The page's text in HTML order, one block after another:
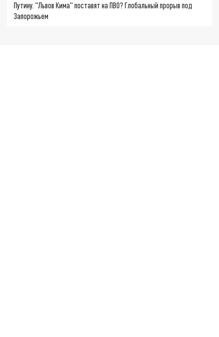
Путину. "Львов Кима" поставят на ПВО? Глобальный прорыв под
Запорожьем